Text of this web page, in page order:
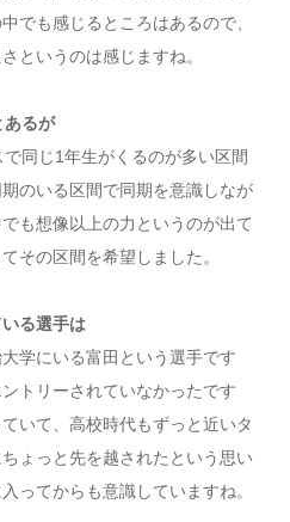
でも感じるところはあるので、
というのは感じますね。
あるが
同じ1年生がくるのが多い区間
のいる区間で同期を意識しなが
も想像以上の力というのが出て
その区間を希望しました。
る選手は
学にいる富田という選手です
トリーされていなかったです
いて、高校時代もずっと近いタ
ょっと先を越されたという思い
ってからも意識していますね。